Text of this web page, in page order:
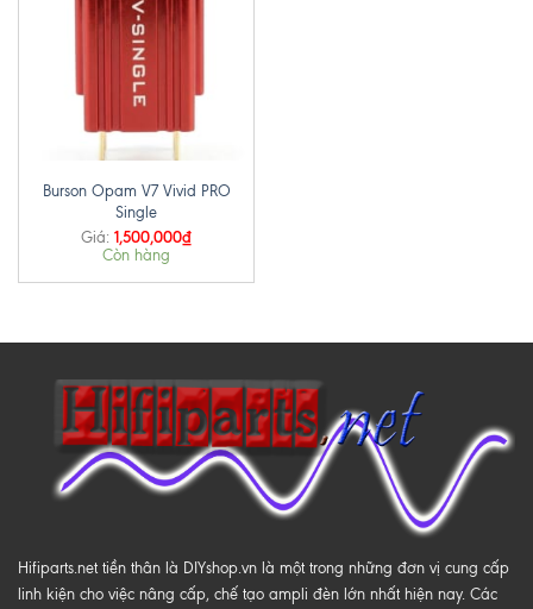
Burson Opam V7 Vivid PRO
Single
Giá: 1,500,000₫
Còn hàng
Hifiparts.net tiền thân là DIYshop.vn là một trong những đơn vị cung cấp
linh kiện cho việc nâng cấp, chế tạo ampli đèn lớn nhất hiện nay. Các